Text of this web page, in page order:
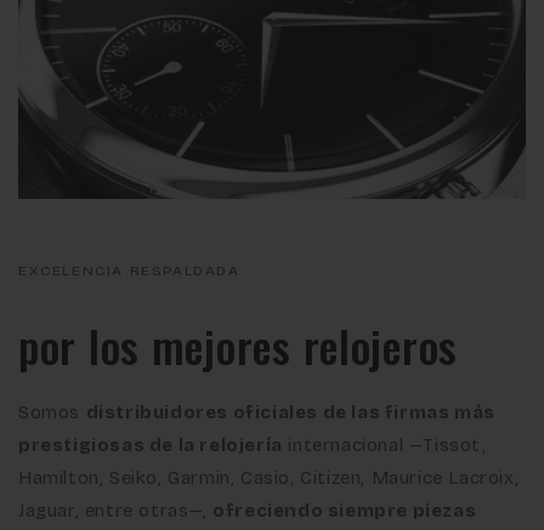
EXCELENCIA RESPALDADA
por los mejores relojeros
Somos distribuidores oficiales de las firmas más
prestigiosas de la relojería internacional —Tissot,
Hamilton, Seiko, Garmin, Casio, Citizen, Maurice Lacroix,
Jaguar, entre otras—, ofreciendo siempre piezas